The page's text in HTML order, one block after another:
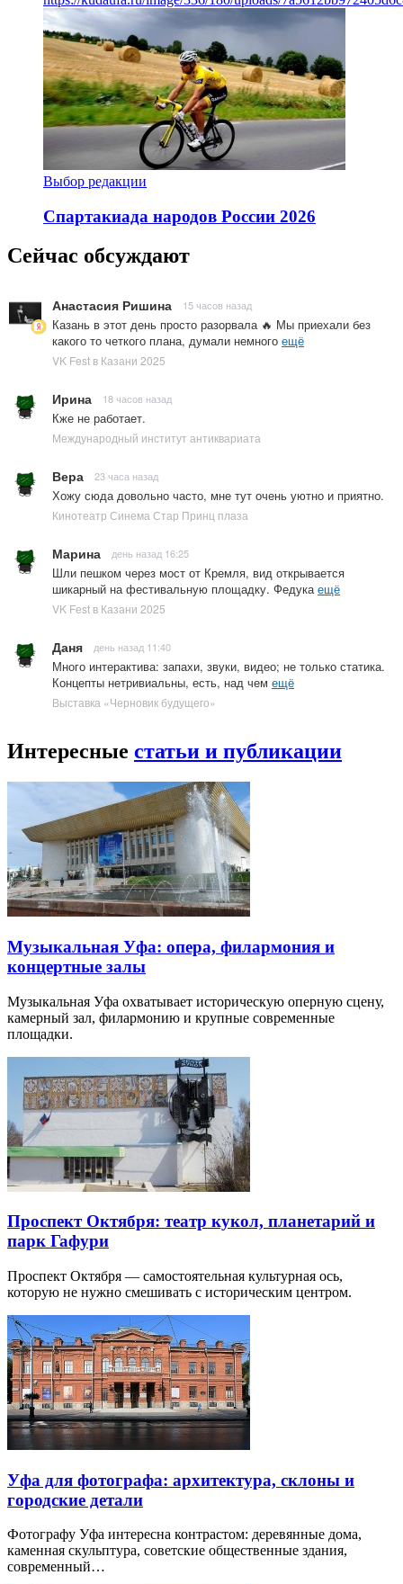
Выбор редакции
Спартакиада народов России 2026
Сейчас обсуждают
Анастасия Ришина 15 часов назад
Казань в этот день просто разорвала 🔥 Мы приехали без
какого то четкого плана, думали немного ещё
VK Fest в Казани 2025
Ирина 18 часов назад
Кже не работает.
Международный институт антиквариата
Вера 23 часа назад
Хожу сюда довольно часто, мне тут очень уютно и приятно.
Кинотеатр Синема Стар Принц плаза
Марина день назад 16:25
Шли пешком через мост от Кремля, вид открывается
шикарный на фестивальную площадку. Федукаещё
VK Fest в Казани 2025
Даня день назад 11:40
Много интерактива: запахи, звуки, видео; не только статика.
Концепты нетривиальны, есть, над чем ещё
Выставка «Черновик будущего»
Интересные статьи и публикации
Музыкальная Уфа: опера, филармония и
концертные залы
Музыкальная Уфа охватывает историческую оперную сцену,
камерный зал, филармонию и крупные современные
площадки.
Проспект Октября: театр кукол, планетарий и
парк Гафури
Проспект Октября — самостоятельная культурная ось,
которую не нужно смешивать с историческим центром.
Уфа для фотографа: архитектура, склоны и
городские детали
Фотографу Уфа интересна контрастом: деревянные дома,
каменная скульптура, советские общественные здания,
современный…